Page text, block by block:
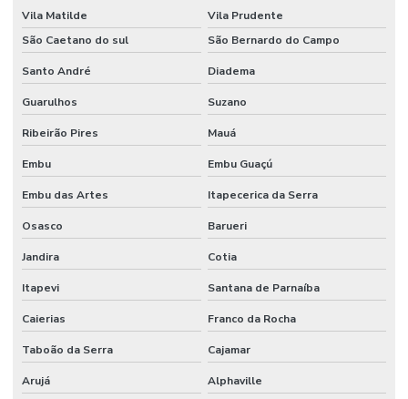
RESIDENCIAL
MARINGÁ
RESIDENCIAL
GERAIS
AUTOMAÇÃO
ORÇAMENTO
AUTOMAÇÃO
PALMAS
AUTOMAÇÃO
DE PERSIANAS
AUTOMAÇÃO
RESIDENCIAL
PORTO
Vila Matilde
Vila Prudente
São Caetano do sul
São Bernardo do Campo
Santo André Diadema
Guarulhos Suzano
Ribeirão Pires Mauá
Embu Embu Guaçú
Embu das Artes Itapecerica da Serra
Osasco Barueri
Jandira Cotia
Itapevi Santana de Parnaíba
Caierias Franco da Rocha
Taboão da Serra Cajamar
Arujá Alphaville